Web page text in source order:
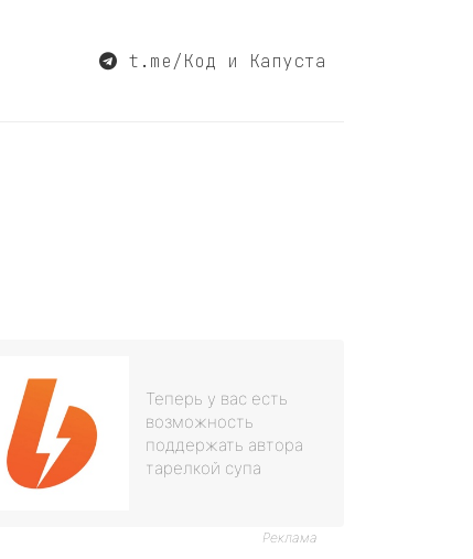
t.me/Код и Капуста
Теперь у вас есть
возможность
поддержать автора
тарелкой супа
Реклама